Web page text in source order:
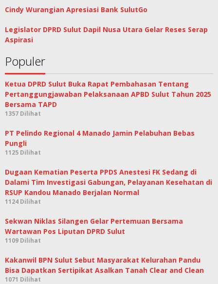
Cindy Wurangian Apresiasi Bank SulutGo
Legislator DPRD Sulut Dapil Nusa Utara Gelar Reses Serap
Aspirasi
Populer
Ketua DPRD Sulut Buka Rapat Pembahasan Tentang
Pertanggungjawaban Pelaksanaan APBD Sulut Tahun 2025
Bersama TAPD
1357 Dilihat
PT Pelindo Regional 4 Manado Jamin Pelabuhan Bebas
Pungli
1125 Dilihat
Dugaan Kematian Peserta PPDS Anestesi FK Sedang di
Dalami Tim Investigasi Gabungan, Pelayanan Kesehatan di
RSUP Kandou Manado Berjalan Normal
1124 Dilihat
Sekwan Niklas Silangen Gelar Pertemuan Bersama
Wartawan Pos Liputan DPRD Sulut
1109 Dilihat
Kakanwil BPN Sulut Sebut Masyarakat Kelurahan Pandu
Bisa Dapatkan Sertipikat Asalkan Tanah Clear and Clean
1071 Dilihat